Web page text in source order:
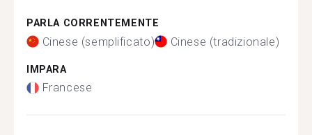
PARLA CORRENTEMENTE
Cinese (semplificato) Cinese (tradizionale)
IMPARA
Francese